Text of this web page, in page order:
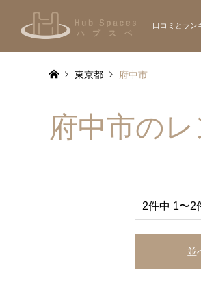
口コミとラン
東京都 府中市
府中市の
2件中 1〜2
並